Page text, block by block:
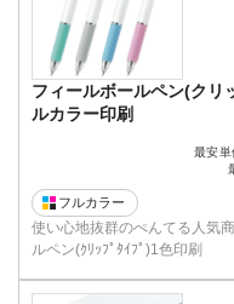
フィールボールペン(クリ
ルカラー印刷
最安単
フルカラー
使い心地抜群のぺんてる人気商品です！ ■1色印刷はこ
ルペン(ｸﾘｯﾌﾟﾀｲﾌﾟ)1色印刷